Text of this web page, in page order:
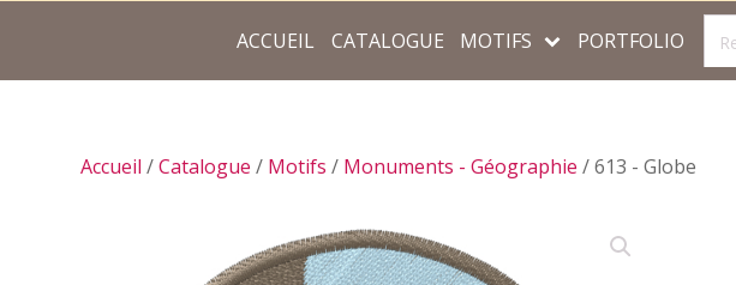
ACCUEIL CATALOGUE MOTIFS PORTFOLIO
Accueil /Catalogue / Motifs / Monuments - Géographie / 613 - Globe